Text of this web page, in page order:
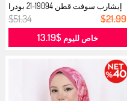
إيشارب سوفت قطن 19094-21 بودرا
وردي...
$51.34 $21.99
خاص لليوم $13.19